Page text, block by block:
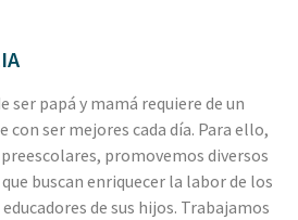
ser papá y mamá requiere de un
ser mejores cada día. Para ello,
promovemos diversos
buscan enriquecer la labor de los
de sus hijos. Trabajamos